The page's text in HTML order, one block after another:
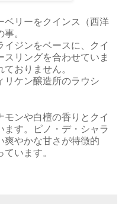
ベリーをクインス（西洋
。
ジンをベースに、クイ
リングを合わせていま
おりません。
リケン醸造所のラウシ
ンや白檀の香りとクイ
ます。ピノ・デ・シャラ
爽やかな甘さが特徴的
います。